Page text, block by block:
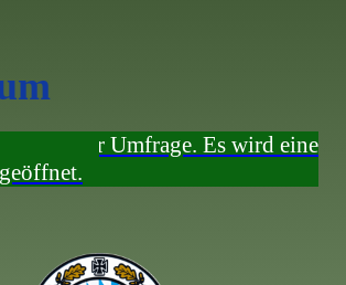
du zu der Umfrage. Es wird eine